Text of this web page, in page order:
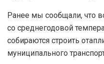
Ранее мы сообщали, что
со среднегодовой
собираются строить
муниципального